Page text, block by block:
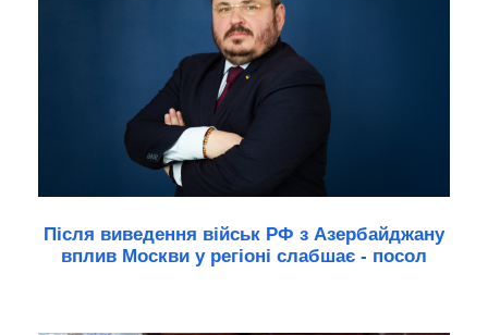
Після виведення військ РФ з Азербайджану
вплив Москви у регіоні слабшає - посол